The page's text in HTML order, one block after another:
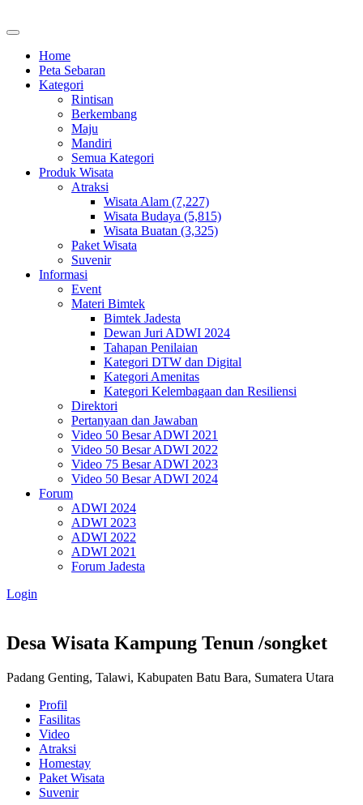
Home
Peta Sebaran
Kategori
Rintisan
Berkembang
Maju
Mandiri
Semua Kategori
Produk Wisata
Atraksi
Wisata Alam (7,227)
Wisata Budaya (5,815)
Wisata Buatan (3,325)
Paket Wisata
Suvenir
Informasi
Event
Materi Bimtek
Bimtek Jadesta
Dewan Juri ADWI 2024
Tahapan Penilaian
Kategori DTW dan Digital
Kategori Amenitas
Kategori Kelembagaan dan Resiliensi
Direktori
Pertanyaan dan Jawaban
Video 50 Besar ADWI 2021
Video 50 Besar ADWI 2022
Video 75 Besar ADWI 2023
Video 50 Besar ADWI 2024
Forum
ADWI 2024
ADWI 2023
ADWI 2022
ADWI 2021
Forum Jadesta
Login
Desa Wisata Kampung Tenun /songket
Padang Genting, Talawi, Kabupaten Batu Bara, Sumatera Utara
Profil
Fasilitas
Video
Atraksi
Homestay
Paket Wisata
Suvenir